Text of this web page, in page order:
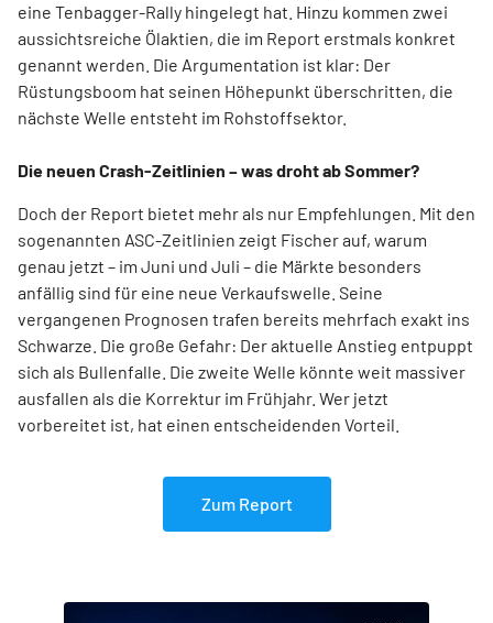
eine Tenbagger-Rally hingelegt hat. Hinzu kommen zwei
aussichtsreiche Ölaktien, die im Report erstmals konkret
genannt werden. Die Argumentation ist klar: Der
Rüstungsboom hat seinen Höhepunkt überschritten, die
nächste Welle entsteht im Rohstoffsektor.
Die neuen Crash-Zeitlinien – was droht ab Sommer?
Doch der Report bietet mehr als nur Empfehlungen. Mit den
sogenannten ASC-Zeitlinien zeigt Fischer auf, warum
genau jetzt – im Juni und Juli – die Märkte besonders
anfällig sind für eine neue Verkaufswelle. Seine
vergangenen Prognosen trafen bereits mehrfach exakt ins
Schwarze. Die große Gefahr: Der aktuelle Anstieg entpuppt
sich als Bullenfalle. Die zweite Welle könnte weit massiver
ausfallen als die Korrektur im Frühjahr. Wer jetzt
vorbereitet ist, hat einen entscheidenden Vorteil.
Zum Report